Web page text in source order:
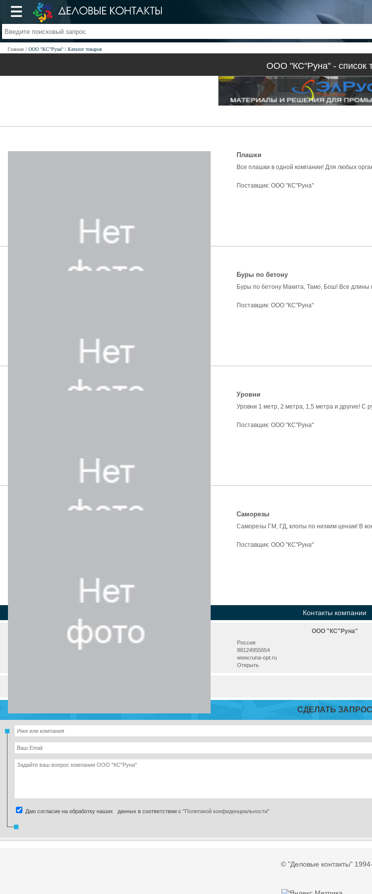
Главная ООО "КС"Руна" Каталог товаров
ООО "КС"Руна" - список
Плашки
Все плашки в одной компании! Для любых
Поставщик: ООО "КС"Руна"
Буры по бетону
Буры по бетону Макита, Тамо, Бош! Все длины
Поставщик: ООО "КС"Руна"
Уровни
Уровни 1 метр, 2 метра, 1,5 метра и другие! С
Поставщик: ООО "КС"Руна"
Саморезы
Саморезы ГМ, ГД, клопы по низким ценам! В
Поставщик: ООО "КС"Руна"
Контакты компании
ООО "КС"Руна"
Россия
88124955654
www.runa-opt.ru
Открыть
СДЕЛАТЬ ЗАПРОС
Даю согласие на обработку наших данных в соответствии с "Политикой конфиденциальности"
© "Деловые контакты"